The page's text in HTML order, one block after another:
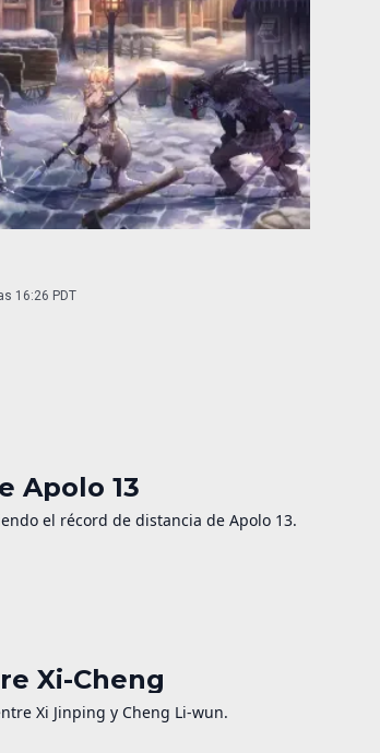
16:26 PDT
Apolo 13
el récord de distancia de Apolo 13.
Xi-Cheng
Xi Jinping y Cheng Li-wun.